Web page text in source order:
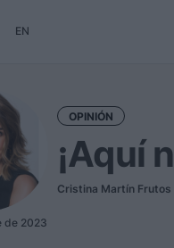
EN
OPINIÓN
¡Aquí
Cristina Martín Frutos
de 2023